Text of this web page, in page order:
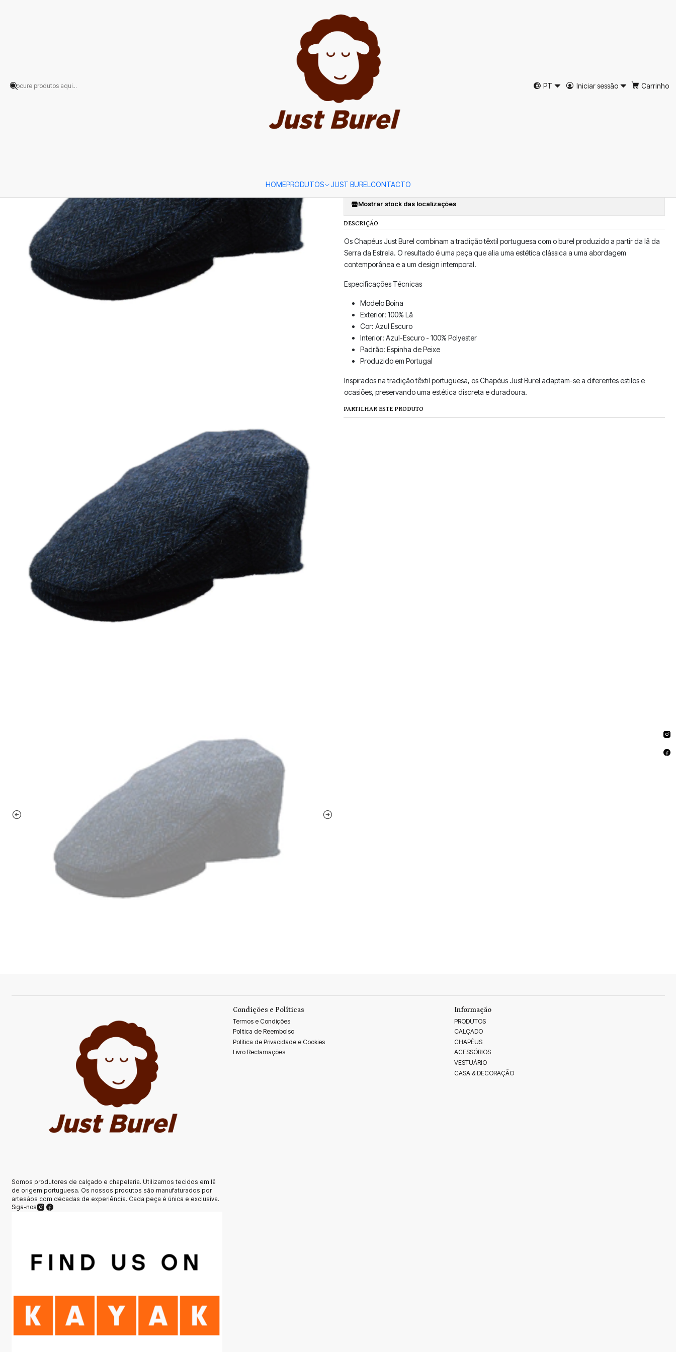
PT Iniciar sessão Carrinho
HOMEPRODUTOS JUST BURELCONTACTO
Flat Cap Espinha Azul Escuro Just
Burel
56
58
Mostrar stock das localizações
DESCRIÇÃO
Os Chapéus Just Burel combinam a tradição têxtil portuguesa com o burel produzido a partir da lã da
Serra da Estrela. O resultado é uma peça que alia uma estética clássica a uma abordagem
contemporânea e a um design intemporal.
Especificações Técnicas
Modelo Boina
Exterior: 100% Lã
Cor: Azul Escuro
Interior: Azul-Escuro - 100% Polyester
Padrão: Espinha de Peixe
Produzido em Portugal
Inspirados na tradição têxtil portuguesa, os Chapéus Just Burel adaptam-se a diferentes estilos e
ocasiões, preservando uma estética discreta e duradoura.
PARTILHAR ESTE PRODUTO
Somos produtores de calçado e chapelaria. Utilizamos tecidos em lã
de origem portuguesa. Os nossos produtos são manufaturados por
artesãos com décadas de experiência. Cada peça é única e exclusiva.
Siga-nos
Condições e Políticas
Termos e Condições
Politica de Reembolso
Política de Privacidade e Cookies
Livro Reclamações
Informação
PRODUTOS
CALÇADO
CHAPÉUS
ACESSÓRIOS
VESTUÁRIO
CASA & DECORAÇÃO